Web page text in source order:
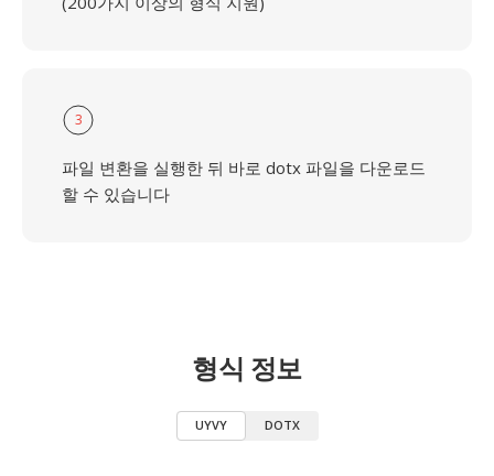
3
파일 변환을 실행한 뒤 바로 dotx 파일을 다운로드
할 수 있습니다
형식 정보
UYVY DOTX